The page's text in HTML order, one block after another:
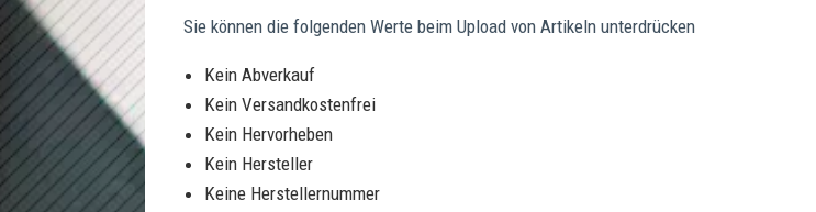
Sie können die folgenden Werte beim Upload von Artikeln unterdrücken
Kein Abverkauf
Kein Versandkostenfrei
Kein Hervorheben
Kein Hersteller
Keine Herstellernummer